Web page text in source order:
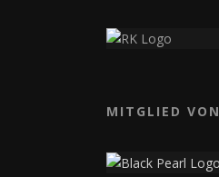
MITGLIED VON